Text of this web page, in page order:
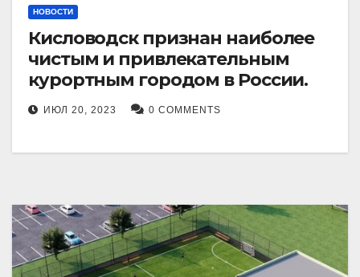
НОВОСТИ
Кисловодск признан наиболее
чистым и привлекательным
курортным городом в России.
ИЮЛ 20, 2023 0 COMMENTS